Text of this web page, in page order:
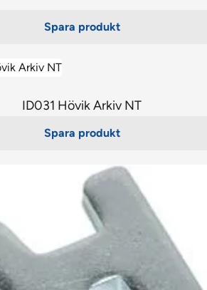
Spara produkt
ID031 Hövik Arkiv NT
Spara produkt